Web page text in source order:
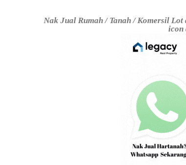
Nak Jual Rumah / Tanah / Komersil
icon